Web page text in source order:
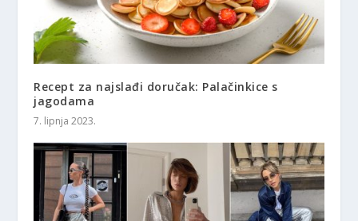
Recept za najslađi doručak: Palačinkice s
jagodama
7. lipnja 2023.